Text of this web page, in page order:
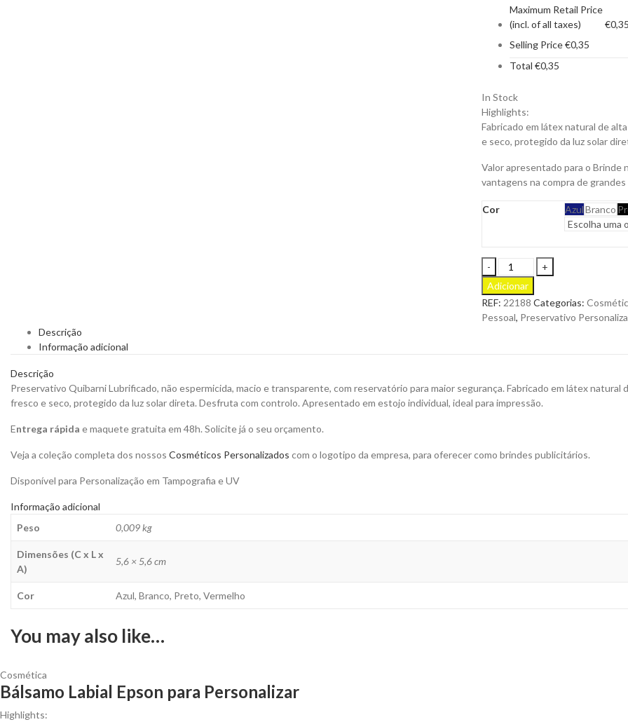
Maximum Retail Price
(incl. of all taxes)
€0,35
Selling Price€0,35
Total €0,35
In Stock
Highlights:
Fabricado em látex natural de
e seco, protegido da luz solar
Valor apresentado para o Brinde
vantagens na compra de
Cor AzulBranco
Preservativo
Quibarni
Lubrificado,
não
Espermicida,
para
Adicionar
REF: 22188 Categorias:
Pessoal, Preservativo
Descrição
Informação adicional
Descrição
Preservativo Quibarni Lubrificado, não espermicida, macio e transparente, com reservatório para maior segurança. Fabricado em látex natural
fresco e seco, protegido da luz solar direta. Desfruta com controlo. Apresentado em estojo individual, ideal para impressão.
Entrega rápida e maquete gratuita em 48h. Solicite já o seu orçamento.
Veja a coleção completa dos nossos Cosméticos Personalizados com o logotipo da empresa, para oferecer como brindes publicitários.
Disponível para Personalização em Tampografia e UV
Informação adicional
Peso
0,009 kg
Dimensões (C x L x
A)
5,6 × 5,6 cm
Cor Azul, Branco, Preto, Vermelho
You may also like…
Cosmética
Bálsamo Labial Epson para Personalizar
Highlights: